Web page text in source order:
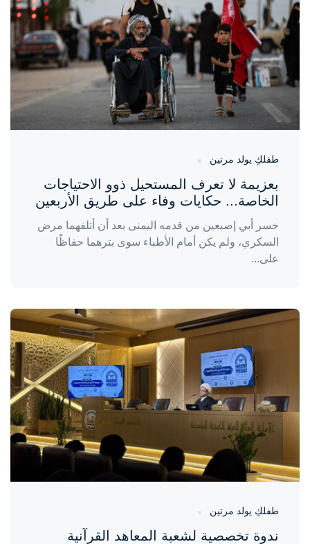
طفلكِ يولد مرتين
بعزيمة لا تعرف المستحيل ذوو الاحتياجات
الخاصة... حكايات وفاء على طريق الأربعين
خسر أبي إصبعين من قدمه اليمنى بعد أن أتلفهما مرض
السكري، ولم يكن أمام الأطباء سوى بترهما حفاظًا
على...
واحة المرأة
طفلكِ يولد مرتين
ندوة تخصصية لشعبة المعاهد القرآنية